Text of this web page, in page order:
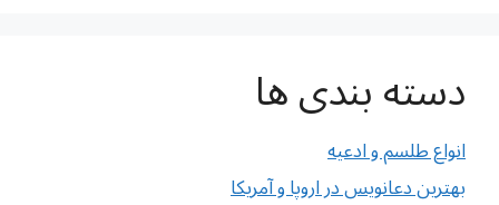
دسته بندی ها
انواع طلسم و ادعیه
بهترین دعانویس در اروپا و آمریکا